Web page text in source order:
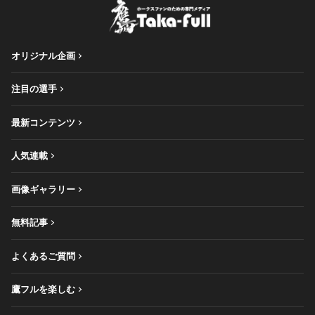
オリジナル企画
注目の選手
最新コンテンツ
人気連載
画像ギャラリー
無料記事
よくあるご質問
鷹フルを楽しむ